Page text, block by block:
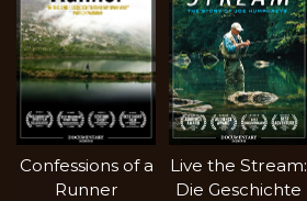
Confessions of a
Runner
Live the Stream:
Die Geschichte